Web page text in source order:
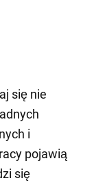
się nie
i
pojawią
się